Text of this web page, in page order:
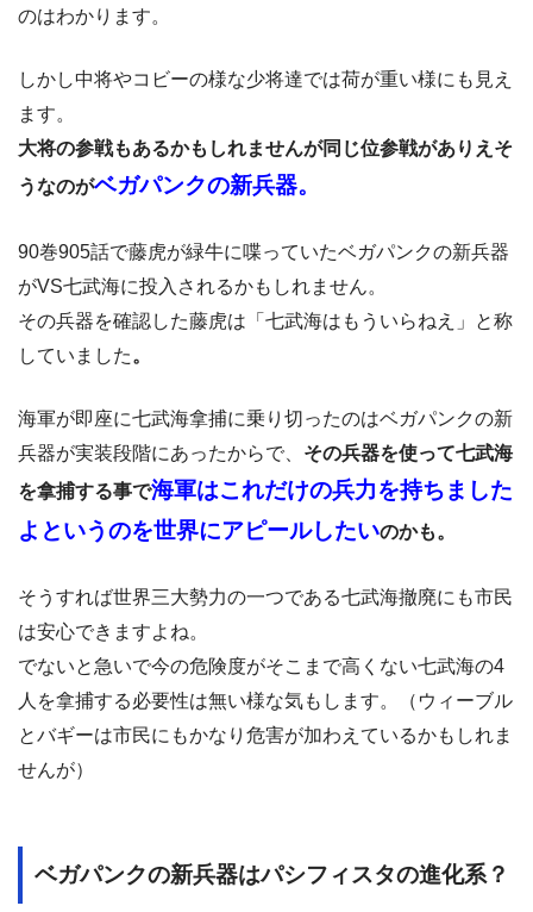
のはわかります。
しかし中将やコビーの様な少将達では荷が重い様にも見え
ます。
大将の参戦もあるかもしれませんが同じ位参戦がありえそ
うなのがベガパンクの新兵器。
90巻905話で藤虎が緑牛に喋っていたベガパンクの新兵器
がVS七武海に投入されるかもしれません。
その兵器を確認した藤虎は「七武海はもういらねえ」と称
していました。
海軍が即座に七武海拿捕に乗り切ったのはベガパンクの新
兵器が実装段階にあったからで、 その兵器を使って七武海
を拿捕する事で海軍はこれだけの兵力を持ちました
よというのを世界にアピールしたいのかも。
そうすれば世界三大勢力の一つである七武海撤廃にも市民
は安心できますよね。
でないと急いで今の危険度がそこまで高くない七武海の4
人を拿捕する必要性は無い様な気もします。（ウィーブル
とバギーは市民にもかなり危害が加わえているかもしれま
せんが）
ベガパンクの新兵器はパシフィスタの進化系？